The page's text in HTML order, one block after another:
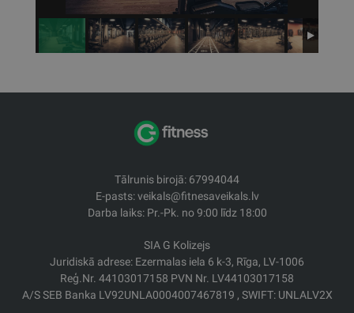
Tālrunis birojā: 67994044
E-pasts: veikals@fitnesaveikals.lv
Darba laiks: Pr.-Pk. no 9:00 līdz 18:00
SIA G Kolizejs
Juridiskā adrese: Ezermalas iela 6 k-3, Rīga, LV-1006
Reģ.Nr. 44103017158 PVN Nr. LV44103017158
A/S SEB Banka LV92UNLA0004007467819 , SWIFT: UNLALV2X